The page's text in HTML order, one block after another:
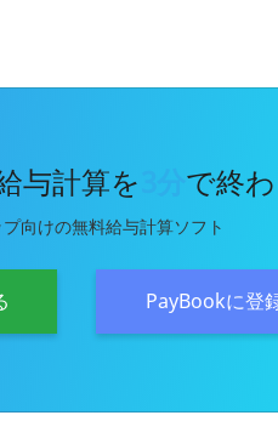
与計算を で終
向けの無料給与計算ソフト
PayBookに登